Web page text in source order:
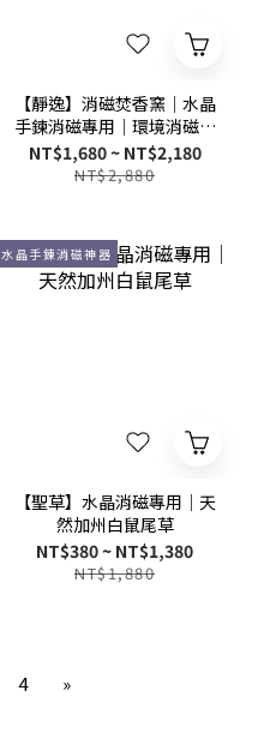
【靜逸】消磁焚香窯│水晶
手鍊消磁專用│環境消磁淨
化│鼠尾草、聖木、許願蠟
燭、雪松等適用
NT$1,680 ~ NT$2,180
NT$2,880
水晶手鍊消磁神器
【聖草】水晶消磁專用│天
然加州白鼠尾草
NT$380 ~ NT$1,380
NT$1,880
4 »